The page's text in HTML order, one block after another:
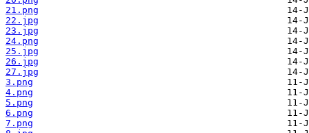
21.png
22.jpg
23.jpg
24.png
25.jpg
26.jpg
27.jpg
3.png
4.png
5.png
6.png
7.png